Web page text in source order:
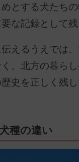
とする犬たち
な記録として残
えるうえでは
、北方の暮ら
史を正しく残
種の違い